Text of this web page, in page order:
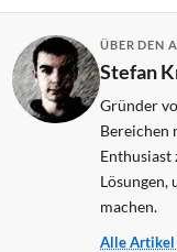
ÜBER DEN
Stefan
Gründer
Bereichen
Enthusiast
Lösungen,
machen.
Alle Artikel